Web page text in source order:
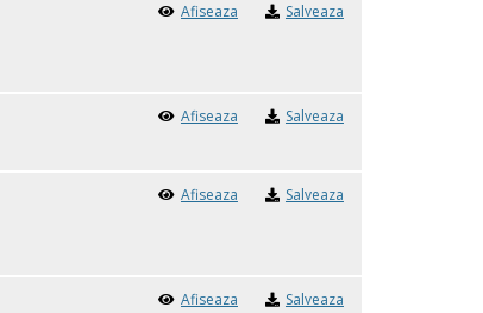
Afiseaza Salveaza
Afiseaza Salveaza
Afiseaza Salveaza
Afiseaza Salveaza